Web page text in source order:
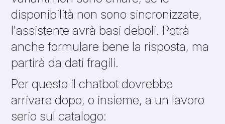
disponibilità non sono sincronizzate,
l'assistente avrà basi deboli. Potrà
anche formulare bene la risposta, ma
partirà da dati fragili.
Per questo il chatbot dovrebbe
arrivare dopo, o insieme, a un lavoro
serio sul catalogo: